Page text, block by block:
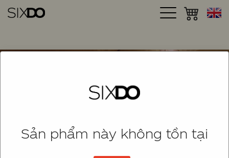
Sản phẩm này không tồn tại